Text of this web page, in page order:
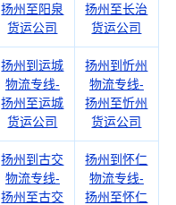
扬州至阳泉
货运公司
扬州至长治
货运公司
扬州到运城
物流专线-
扬州至运城
货运公司
扬州到忻州
物流专线-
扬州至忻州
货运公司
扬州到古交
物流专线-
扬州至古交
扬州到怀仁
物流专线-
扬州至怀仁